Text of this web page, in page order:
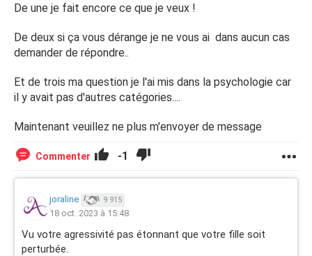
De une je fait encore ce que je veux !
De deux si ça vous dérange je ne vous ai dans aucun cas
demander de répondre..
Et de trois ma question je l'ai mis dans la psychologie car
il y avait pas d'autres catégories....
Maintenant veuillez ne plus m'envoyer de message
Commenter -1
joraline 9 915
18 oct. 2023 à 15:48
Vu votre agressivité pas étonnant que votre fille soit
perturbée.